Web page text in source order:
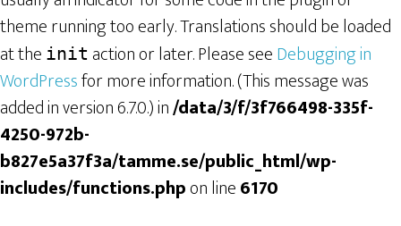
theme running too early. Translations should be loaded
at the init action or later. Please seeDebugging in
WordPressfor more information. (This message was
added in version 6.7.0.) in/data/3/f/3f766498-335f-
4250-972b-
b827e5a37f3a/tamme.se/public_html/wp-
includes/functions.phpon line6170